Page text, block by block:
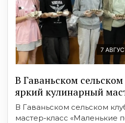
7
В Гаваньском
яркий кулинарный
В Гаваньском сельском
мастер‑класс «Маленькие